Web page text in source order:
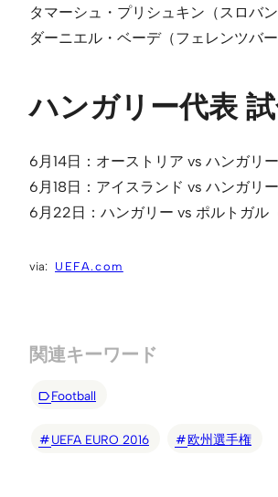
タマーシュ・プリシュキン（スロバ
ダーニエル・ベーデ（フェレンツバー
ハンガリー代表
6月14日：オーストリア vs ハンガリー
6月18日：アイスランド vs ハンガリ
6月22日：ハンガリー vs ポルトガル
UEFA.com
関連キーワード
Football
UEFA EURO 2016 欧州選手権